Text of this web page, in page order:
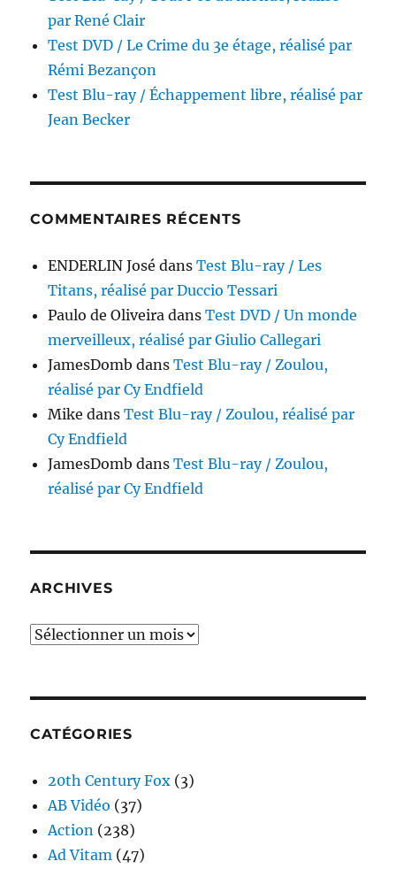
par René Clair
Test DVD / Le Crime du 3e étage, réalisé par
Rémi Bezançon
Test Blu-ray / Échappement libre, réalisé par
Jean Becker
COMMENTAIRES RÉCENTS
ENDERLIN José dansTest Blu-ray / Les
Titans, réalisé par Duccio Tessari
Paulo de Oliveira dansTest DVD / Un monde
merveilleux, réalisé par Giulio Callegari
JamesDomb dansTest Blu-ray / Zoulou,
réalisé par Cy Endfield
Mike dansTest Blu-ray / Zoulou, réalisé par
Cy Endfield
JamesDomb dansTest Blu-ray / Zoulou,
réalisé par Cy Endfield
ARCHIVES
Archives
CATÉGORIES
20th Century Fox (3)
AB Vidéo (37)
Action (238)
Ad Vitam (47)